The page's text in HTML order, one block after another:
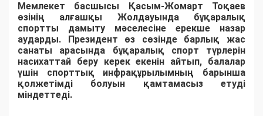
Мемлекет басшысы Қасым-Жомарт Тоқаев
өзінің алғашқы Жолдауында бұқаралық
спортты дамыту мәселесіне ерекше назар
аударды. Президент өз сөзінде барлық жас
санаты арасында бұқаралық спорт түрлерін
насихаттай беру керек екенін айтып, балалар
үшін спорттық инфрақұрылымның барынша
қолжетімді болуын қамтамасыз етуді
міндеттеді.